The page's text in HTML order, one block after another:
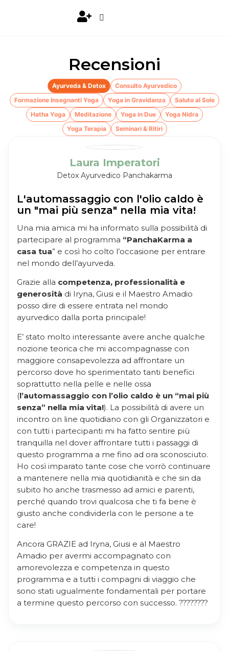
Recensioni
Ayurveda & Detox
Consulto Ayurvedico
Formazione Insegnanti Yoga
Yoga in Gravidanza
Saluto al Sole
Hatha Yoga
Meditazione Yoga in Due
Yoga Nidra
Yoga Terapia
Seminari & Ritiri
Laura Imperatori
Detox Ayurvedico Panchakarma
L'automassaggio con l'olio caldo è
un "mai più senza" nella mia vita!
Una mia amica mi ha informato sulla possibilità di
partecipare al programma “PanchaKarma a
casa tua” e così ho colto l’occasione per entrare
nel mondo dell’ayurveda.
Grazie alla competenza, professionalità e
generosità di Iryna, Giusi e il Maestro Amadio
posso dire di essere entrata nel mondo
ayurvedico dalla porta principale!
E’ stato molto interessante avere anche qualche
nozione teorica che mi accompagnasse con
maggiore consapevolezza ad affrontare un
percorso dove ho sperimentato tanti benefici
soprattutto nella pelle e nelle ossa
(l’automassaggio con l’olio caldo è un “mai più
senza” nella mia vita!). La possibilità di avere un
incontro on line quotidiano con gli Organizzatori e
con tutti i partecipanti mi ha fatto sentire più
tranquilla nel dover affrontare tutti i passaggi di
questo programma a me fino ad ora sconosciuto.
Ho così imparato tante cose che vorrò continuare
a mantenere nella mia quotidianità e che sin da
subito ho anche trasmesso ad amici e parenti,
perché quando trovi qualcosa che ti fa bene è
giusto anche condividerla con le persone a te
care!
Ancora GRAZIE ad Iryna, Giusi e al Maestro
Amadio per avermi accompagnato con
amorevolezza e competenza in questo
programma e a tutti i compagni di viaggio che
sono stati ugualmente fondamentali per portare
a termine questo percorso con successo. ????????